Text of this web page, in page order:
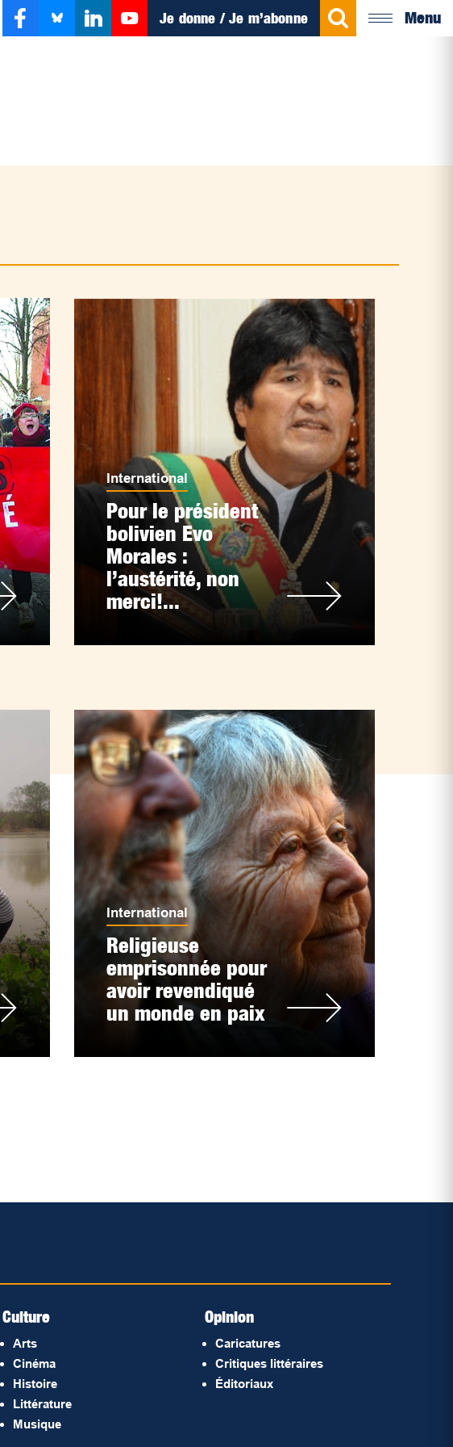
Je donne / Je m’abonne Menu
International
Pour le président
bolivien Evo
Morales :
l’austérité, non
merci!...
International
Religieuse
emprisonnée pour
avoir revendiqué
un monde en paix
Culture
Arts
Cinéma
Histoire
Littérature
Musique
Opinion
Caricatures
Critiques littéraires
Éditoriaux